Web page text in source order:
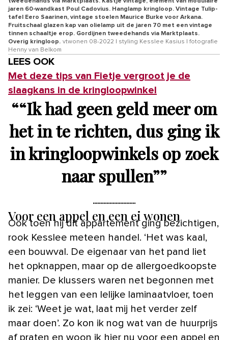
jaren 60-wandkast Poul Cadovius. Hanglamp kringloop. Vintage Tulip-
tafel Eero Saarinen, vintage stoelen Maurice Burke voor Arkana.
Fruitschaal glazen kap van olielamp uit de jaren 70 met een vintage
tinnen schaaltje erop. Gordijnen tweedehands via Marktplaats.
Overig kringloop. vtwonen 08-2022 | styling Kesslee Kasius | fotografie
Henny van Belkom
LEES OOK
Met deze tips van Fietje vergroot je de
slaagkans in de kringloopwinkel
““Ik had geen geld meer om
het in te richten, dus ging ik
in kringloopwinkels op zoek
naar spullen””
Voor een appel en een ei wonen
Ook toen hij dit appartement ging bezichtigen,
rook Kesslee meteen handel. ‘Het was kaal,
een bouwval. De eigenaar van het pand liet
het opknappen, maar op de allergoedkoopste
manier. De klussers waren net begonnen met
het leggen van een lelijke laminaatvloer, toen
ik zei: ‘Weet je wat, laat mij het verder zelf
maar doen’. Zo kon ik nog wat van de huurprijs
af praten en woon ik hier nu voor een appel en